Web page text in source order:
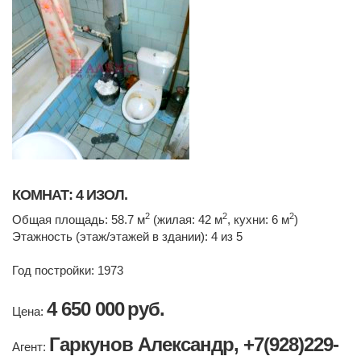
КОМНАТ: 4 ИЗОЛ.
Общая площадь: 58.7 м2 (жилая: 42 м2, кухни: 6 м2)
Этажность (этаж/этажей в здании): 4 из 5
Год постройки: 1973
Цена: 4 650 000руб.
Агент: Гаркунов Александр, +7(928)229-